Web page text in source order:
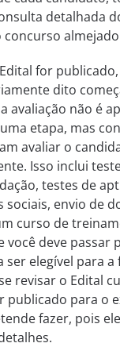
detalhada
concurso
for
dito
avaliação não é
etapa, mas
avaliar o
Isso inclui
testes de
sociais, envio de
curso de
você deve passar
ser elegível para a
revisar o Edital
publicado para o
fazer, pois